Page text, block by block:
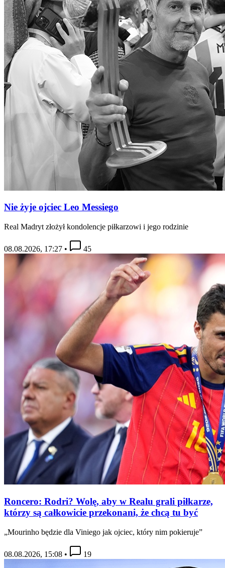
Nie żyje ojciec Leo Messiego
Real Madryt złożył kondolencje piłkarzowi i jego rodzinie
08.08.2026, 17:27 • 45
Roncero: Rodri? Wolę, aby w Realu grali piłkarze,
którzy są całkowicie przekonani, że chcą tu być
„Mourinho będzie dla Viniego jak ojciec, który nim pokieruje”
08.08.2026, 15:08 • 19